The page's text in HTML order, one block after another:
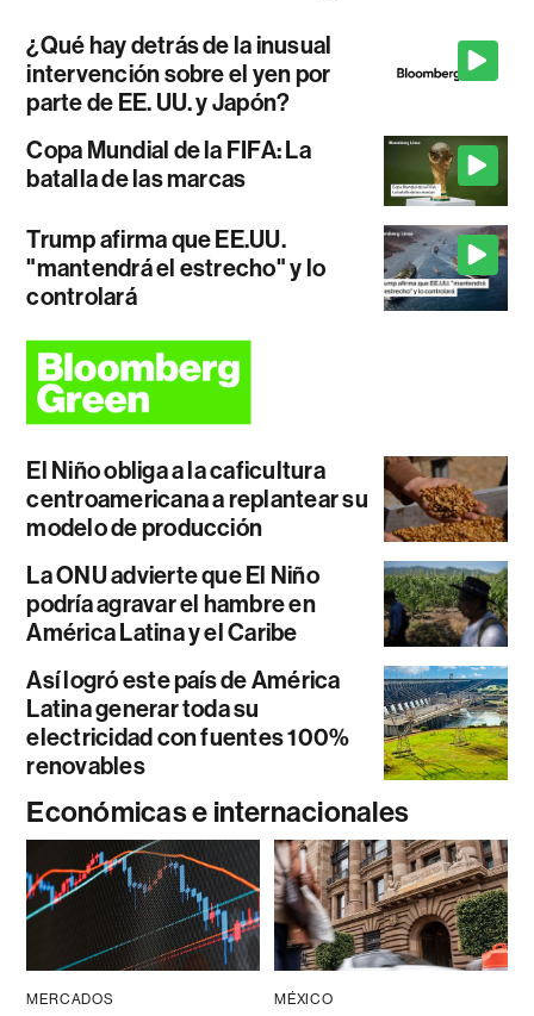
¿Qué hay detrás de la inusual
intervención sobre el yen por
parte de EE. UU. y Japón?
Copa Mundial de la FIFA: La
batalla de las marcas
Trump afirma que EE.UU.
"mantendrá el estrecho" y lo
controlará
El Niño obliga a la caficultura
centroamericana a replantear su
modelo de producción
La ONU advierte que El Niño
podría agravar el hambre en
América Latina y el Caribe
Así logró este país de América
Latina generar toda su
electricidad con fuentes 100%
renovables
Económicas e internacionales
MERCADOS MÉXICO